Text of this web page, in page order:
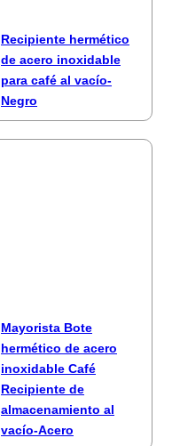
Recipiente hermético
de acero inoxidable
para café al vacío-
Negro
Mayorista Bote
hermético de acero
inoxidable Café
Recipiente de
almacenamiento al
vacío-Acero